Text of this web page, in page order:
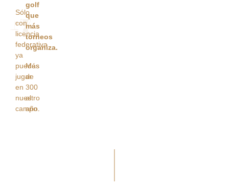
Sólo
con
licencia
federativa
ya
puedes
jugar
en
nuestro
campo.
golf
que
más
torneos
organiza.
Más
de
300
al
año.